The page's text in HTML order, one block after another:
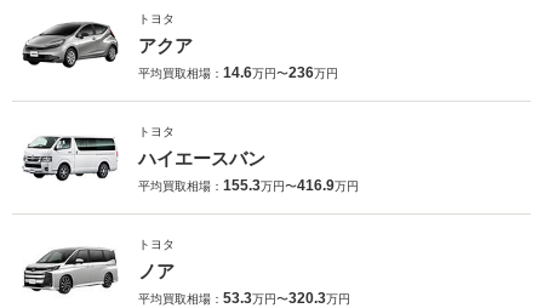
トヨタ
アクア
平均買取相場： 14.6万円〜236万円
トヨタ
ハイエースバン
平均買取相場： 155.3万円〜416.9万円
トヨタ
ノア
平均買取相場： 53.3万円〜320.3万円